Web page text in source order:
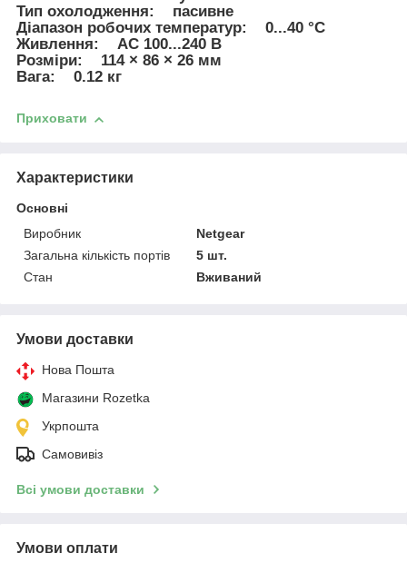
Тип охолодження: пасивне
Діапазон робочих температур: 0...40 °C
Живлення: AC 100...240 В
Розміри: 114 × 86 × 26 мм
Вага: 0.12 кг
Приховати
Характеристики
Основні
Виробник
Netgear
Загальна кількість портів
5 шт.
Стан
Вживаний
Умови доставки
Нова Пошта
Магазини Rozetka
Укрпошта
Самовивіз
Всі умови доставки
Умови оплати